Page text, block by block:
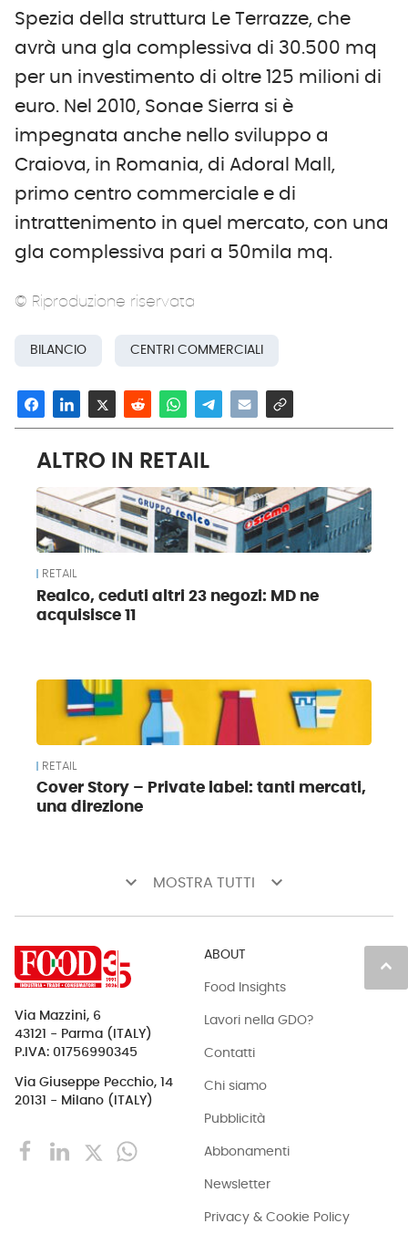
Spezia della struttura Le Terrazze, che
avrà una gla complessiva di 30.500 mq
per un investimento di oltre 125 milioni di
euro. Nel 2010, Sonae Sierra si è
impegnata anche nello sviluppo a
Craiova, in Romania, di Adoral Mall,
primo centro commerciale e di
intrattenimento in quel mercato, con una
gla complessiva pari a 50mila mq.
© Riproduzione riservata
BILANCIO CENTRI COMMERCIALI
ALTRO IN RETAIL
RETAIL
Realco, ceduti altri 23 negozi: MD ne
acquisisce 11
RETAIL
Cover Story – Private label: tanti mercati,
una direzione
keyboard_arrow_down MOSTRA TUTTI keyboard_arrow_down
keyboard_arrow_up
Via Mazzini, 6
43121 - Parma (ITALY)
P.IVA: 01756990345
Via Giuseppe Pecchio, 14
20131 - Milano (ITALY)
ABOUT
Food Insights
Lavori nella GDO?
Contatti
Chi siamo
Pubblicità
Abbonamenti
Newsletter
Privacy & Cookie Policy